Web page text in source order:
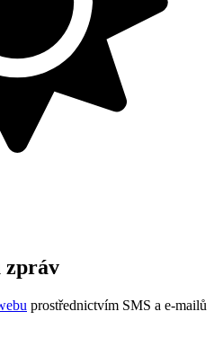
zpráv
prostřednictvím SMS a e-mailů